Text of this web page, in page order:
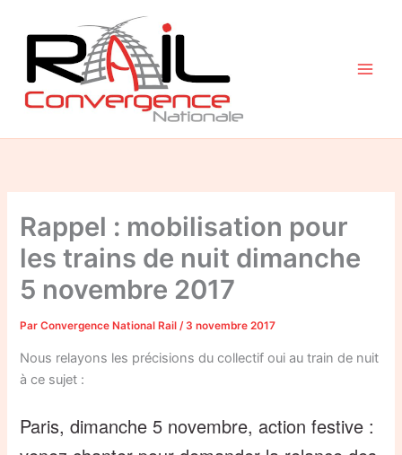
contenu
Rappel : mobilisation pour
les trains de nuit dimanche
5 novembre 2017
ParConvergence National Rail/ 3 novembre 2017
Nous relayons les précisions du collectif oui au train de nuit
à ce sujet :
Paris, dimanche 5 novembre, action festive :